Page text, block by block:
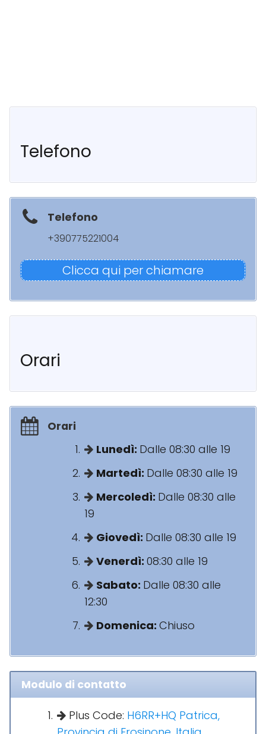
Telefono
Telefono
+390775221004
Clicca qui per chiamare
Orari
Orari
Lunedì: Dalle 08:30 alle 19
Martedì: Dalle 08:30 alle 19
Mercoledì: Dalle 08:30 alle
19
Giovedì: Dalle 08:30 alle 19
Venerdì: 08:30 alle 19
Sabato: Dalle 08:30 alle
12:30
Domenica: Chiuso
Modulo di contatto
Plus Code: H6RR+HQ Patrica,